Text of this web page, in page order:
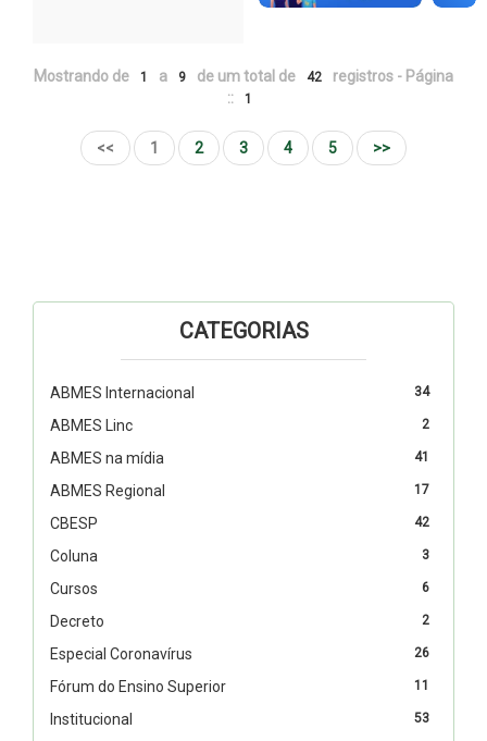
Mostrando de 1 a 9 de um total de 42
registros - Página
::
1
<< 1 2 3 4 5 >>
CATEGORIAS
34
ABMES Internacional
2
ABMES Linc
41
ABMES na mídia
17
ABMES Regional
42
CBESP
3
Coluna
6
Cursos
2
Decreto
26
Especial Coronavírus
11
Fórum do Ensino Superior
53
Institucional